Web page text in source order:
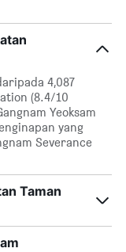
4,087
(8.4/10
Yeoksam
yang
Severance
Taman